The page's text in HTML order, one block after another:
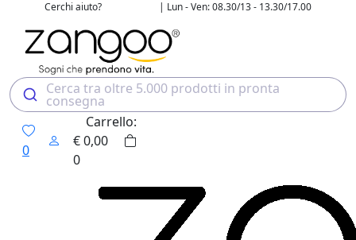
Cerchi aiuto? | Lun - Ven: 08.30/13 - 13.30/17.00
Cerca tra oltre 5.000 prodotti in pronta
consegna
0
Carrello:
€0,00
0